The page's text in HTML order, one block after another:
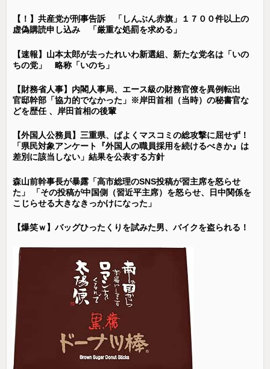
【！】共産党が刑事告訴 「しんぶん赤旗」１７００件以上の
虚偽購読申し込み 「厳重な処罰を求める」
【速報】山本太郎が去ったれいわ新選組、新たな党名は「いの
ちの党」 略称「いのち」
【財務省人事】内閣人事局、エース級の財務官僚を異例転出
官邸幹部「協力的でなかった」※岸田首相（当時）の秘書官な
どを歴任 、岸田首相の後輩
【外国人公務員】三重県、ぱよくマスコミの総攻撃に屈せず！
「県民対象アンケート『外国人の職員採用を続けるべきか』は
差別に該当しない」結果を公表する方針
森山前幹事長が暴露「高市総理のSNS投稿が習主席を怒らせ
た」 「その投稿が中国側（習近平主席）を怒らせ、日中関係を
こじらせる大きなきっかけになった」
【爆笑ｗ】バッグひったくりを試みた男、バイクを盗られる！